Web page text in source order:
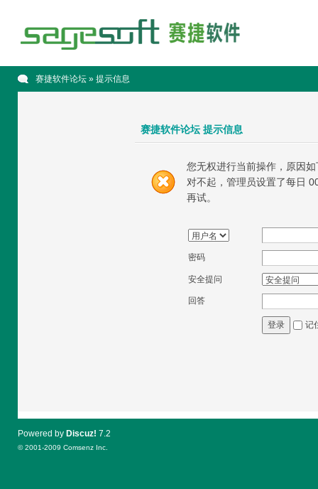
赛捷软件论坛» 提示信息
赛捷软件论坛 提示信息
您无权进行当前操作，原因如
对不起，管理员设置了每日
再试。
密码
安全提问
回答
登录 记
Powered by Discuz! 7.2
© 2001-2009 Comsenz Inc.